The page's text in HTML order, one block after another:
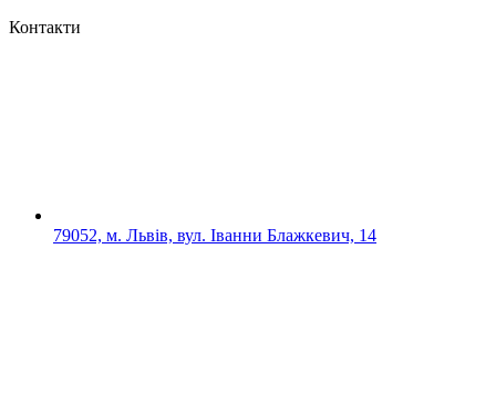
Контакти
79052, м. Львів, вул. Іванни Блажкевич, 14